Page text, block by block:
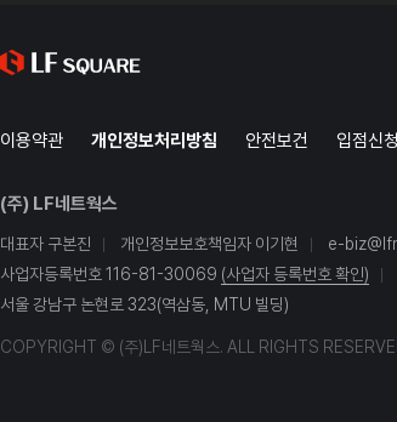
이용약관 개인정보처리방침 안전보건 입점신청
(주) LF네트웍스
대표자 구본진 개인정보보호책임자 이기현 e-
사업자등록번호 116-81-30069 (사업자 등록번호 확인)
서울 강남구 논현로 323(역삼동, MTU 빌딩)
COPYRIGHT © (주)LF네트웍스. ALL RIGHTS